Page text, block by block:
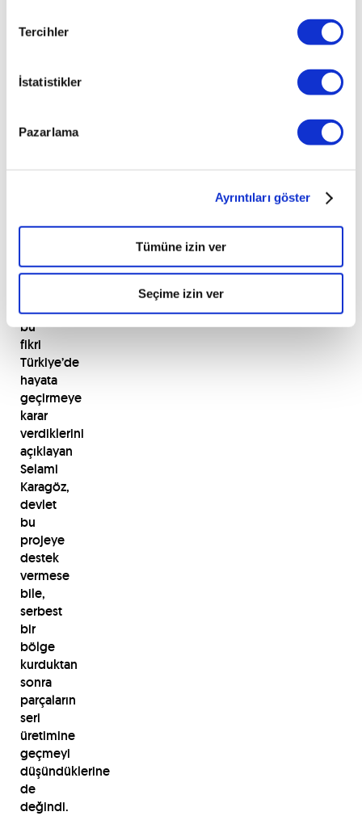
Tercihler
İstatistikler
Pazarlama
Ayrıntıları göster
Tümüne izin ver
Seçime izin ver
ayda
olduğunu
projenin
Çin
alınamadığı,
yüzden
bu
fikri
Türkiye’de
hayata
geçirmeye
karar
verdiklerini
açıklayan
Selami
Karagöz,
devlet
bu
projeye
destek
vermese
bile,
serbest
bir
bölge
kurduktan
sonra
parçaların
seri
üretimine
geçmeyi
düşündüklerine
de
değindi.